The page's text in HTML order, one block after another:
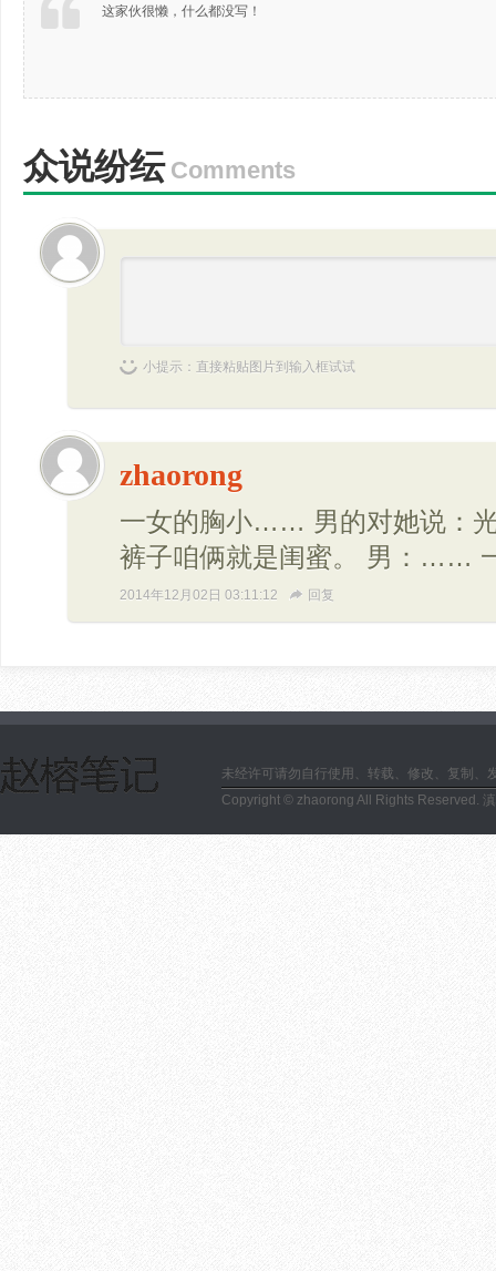
这家伙很懒，什么都没写！
众说纷纭 Comments
小提示：直接粘贴图片到输入框试试
zhaorong
一女的胸小…… 男的对她说：
裤子咱俩就是闺蜜。 男：……
2014年12月02日 03:11:12 回复
未经许可请勿自行使用、转载、修改、复制
Copyright © zhaorong All Rights Reserved.